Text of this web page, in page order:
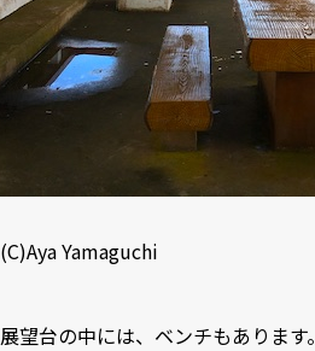
(C)Aya Yamaguchi
展望台の中には、ベンチもあります。